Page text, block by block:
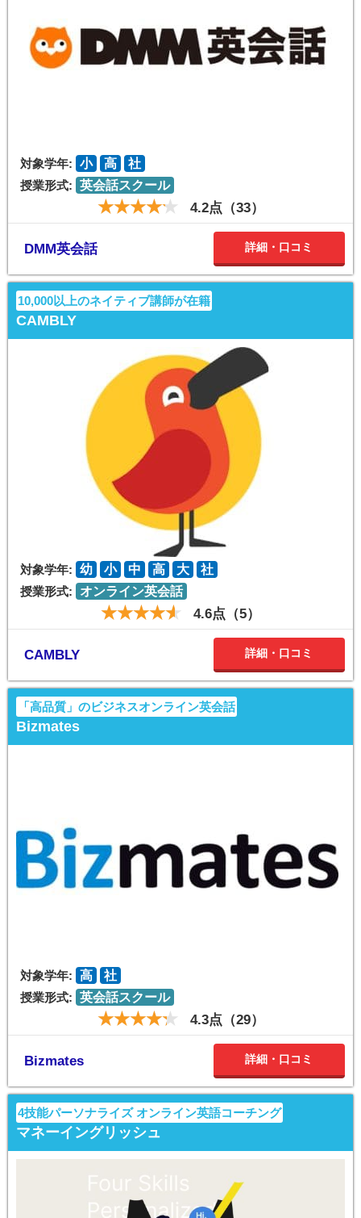
対象学年: 小 高
社
授業形式: 英会話スクール
4.2点（33）
DMM英会話 詳細・口コミ
10,000以上のネイティブ講師が在籍
CAMBLY
対象学年: 幼 小 中 高 大
社
授業形式:
オンライン英会話
4.6点（5）
CAMBLY 詳細・口コミ
「高品質」のビジネスオンライン英会話
Bizmates
対象学年: 高
社
授業形式: 英会話スクール
4.3点（29）
Bizmates 詳細・口コミ
4技能パーソナライズ オンライン英語コーチング
マネーイングリッシュ